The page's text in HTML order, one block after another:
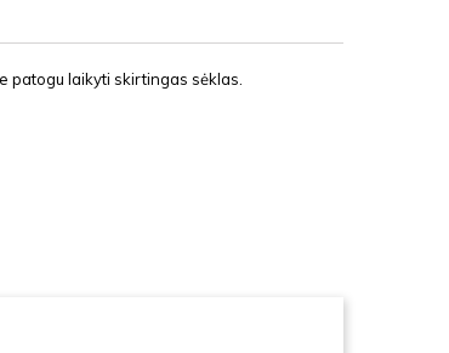
patogu laikyti skirtingas sėklas.